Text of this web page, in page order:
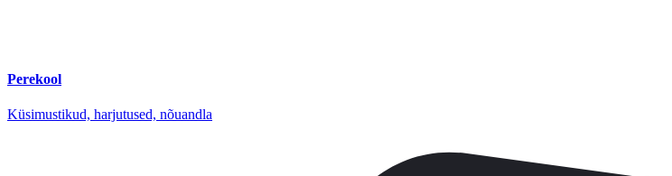
Perekool
Küsimustikud, harjutused, nõuandla